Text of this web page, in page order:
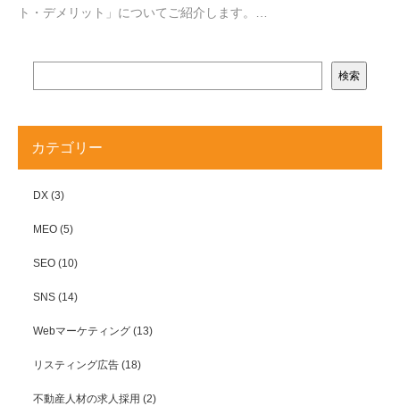
ト・デメリット」についてご紹介します。…
検索
カテゴリー
DX (3)
MEO (5)
SEO (10)
SNS (14)
Webマーケティング (13)
リスティング広告 (18)
不動産人材の求人採用 (2)